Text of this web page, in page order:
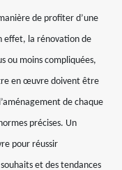
de profiter d’une
effet, la rénovation de
ou moins compliquées,
en œuvre doivent être
de chaque
précises. Un
pour réussir
et des tendances